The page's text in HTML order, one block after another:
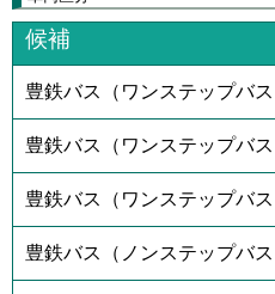
候補
豊鉄バス（ワンステップバス
豊鉄バス（ワンステップバ
豊鉄バス（ワンステップバ
豊鉄バス（ノンステップバス